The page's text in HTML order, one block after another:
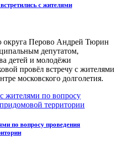
с жителями
округа Перово Андрей Тюрин
депутатом,
детей и молодёжи
провёл встречу с жителями
московского долголетия.
по вопросу проведения